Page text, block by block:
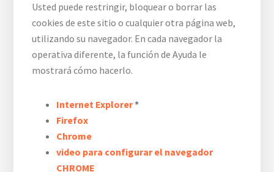
Usted puede restringir, bloquear o borrar las
cookies de este sitio o cualquier otra página web,
utilizando su navegador. En cada navegador la
operativa diferente, la función de Ayuda le
mostrará cómo hacerlo.
Internet Explorer*
Firefox
Chrome
video para configurar el navegador
CHROME